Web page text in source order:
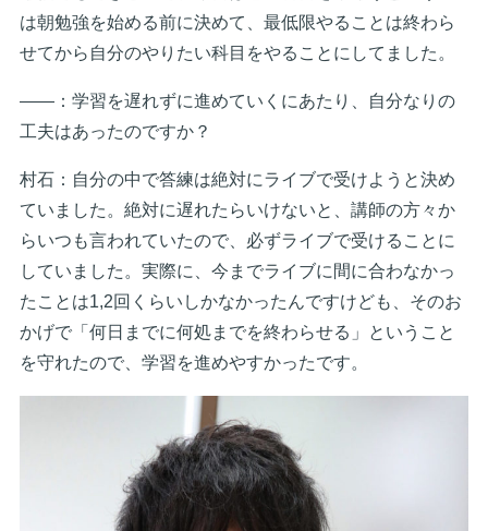
は朝勉強を始める前に決めて、最低限やることは終わら
せてから自分のやりたい科目をやることにしてました。
――：学習を遅れずに進めていくにあたり、自分なりの
工夫はあったのですか？
村石：自分の中で答練は絶対にライブで受けようと決め
ていました。絶対に遅れたらいけないと、講師の方々か
らいつも言われていたので、必ずライブで受けることに
していました。実際に、今までライブに間に合わなかっ
たことは1,2回くらいしかなかったんですけども、そのお
かげで「何日までに何処までを終わらせる」ということ
を守れたので、学習を進めやすかったです。